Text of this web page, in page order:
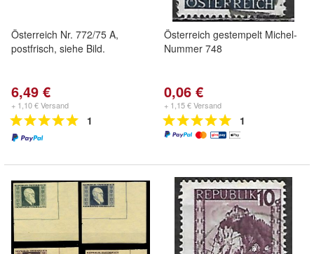
Österreich Nr. 772/75 A,
postfrisch, siehe Bild.
6,49 €
+ 1,10 € Versand
1
Österreich gestempelt Michel-
Nummer 748
0,06 €
+ 1,15 € Versand
1